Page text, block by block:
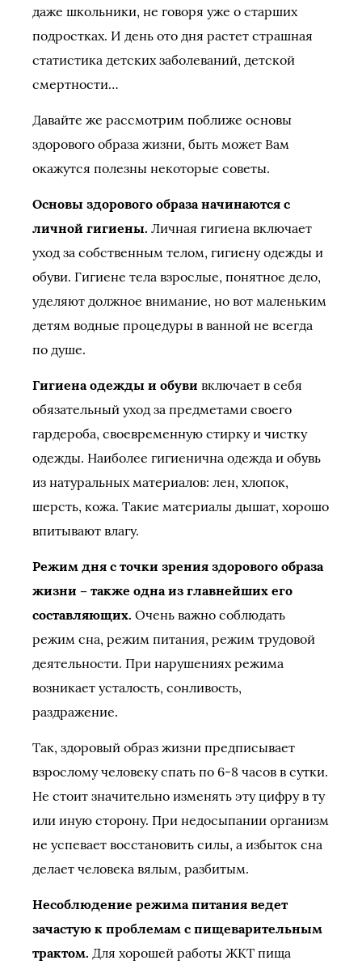
даже школьники, не говоря уже о старших
подростках. И день ото дня растет страшная
статистика детских заболеваний, детской
смертности…
Давайте же рассмотрим поближе основы
здорового образа жизни, быть может Вам
окажутся полезны некоторые советы.
Основы здорового образа начинаются с
личной гигиены. Личная гигиена включает
уход за собственным телом, гигиену одежды и
обуви. Гигиене тела взрослые, понятное дело,
уделяют должное внимание, но вот маленьким
детям водные процедуры в ванной не всегда
по душе.
Гигиена одежды и обуви включает в себя
обязательный уход за предметами своего
гардероба, своевременную стирку и чистку
одежды. Наиболее гигиенична одежда и обувь
из натуральных материалов: лен, хлопок,
шерсть, кожа. Такие материалы дышат, хорошо
впитывают влагу.
Режим дня с точки зрения здорового образа
жизни – также одна из главнейших его
составляющих. Очень важно соблюдать
режим сна, режим питания, режим трудовой
деятельности. При нарушениях режима
возникает усталость, сонливость,
раздражение.
Так, здоровый образ жизни предписывает
взрослому человеку спать по 6-8 часов в сутки.
Не стоит значительно изменять эту цифру в ту
или иную сторону. При недосыпании организм
не успевает восстановить силы, а избыток сна
делает человека вялым, разбитым.
Несоблюдение режима питания ведет
зачастую к проблемам с пищеварительным
трактом. Для хорошей работы ЖКТ пища